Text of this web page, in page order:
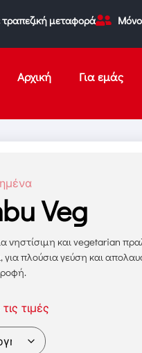
μεταφορά Μόνο
Αρχική Για εμάς
Veg
νηστίσιμη και vegetarian
για πλούσια γεύση και
τιμές